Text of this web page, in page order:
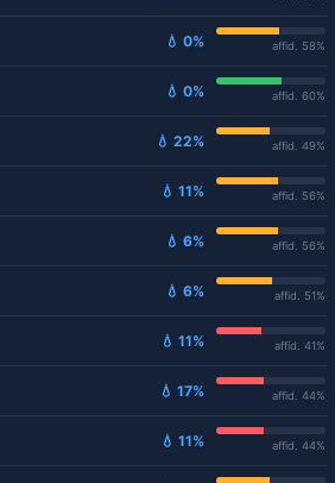
💧 0% affid. 58%
💧 0% affid. 60%
💧 22% affid. 49%
💧 11% affid. 56%
💧 6% affid. 56%
💧 6% affid. 51%
💧 11% affid. 41%
💧 17% affid. 44%
💧 11% affid. 44%